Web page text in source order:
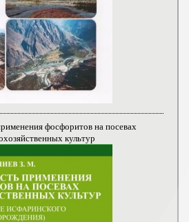
фосфоритов на посевах
культур